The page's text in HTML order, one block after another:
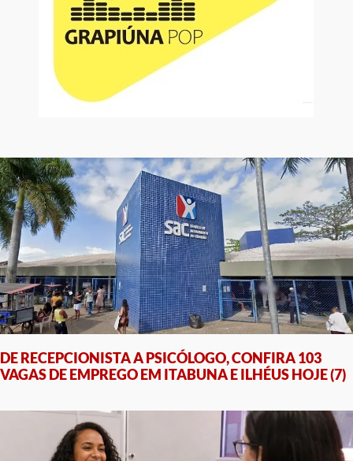
DE RECEPCIONISTA A PSICÓLOGO, CONFIRA 103
VAGAS DE EMPREGO EM ITABUNA E ILHÉUS HOJE (7)